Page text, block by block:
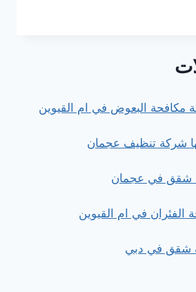
مكافحة البعوض في ام القيوين
شركة تنظيف عجمان
شقق في عجمان
في ام القيوين
شقق في دبي